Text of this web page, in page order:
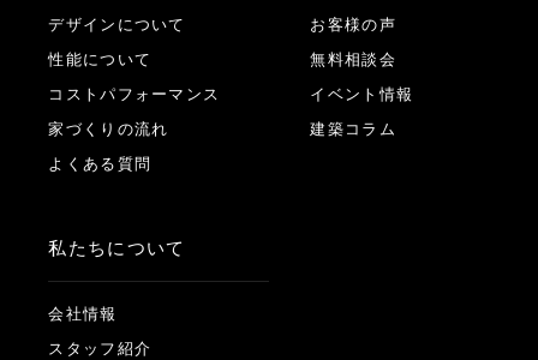
デザインについて
性能について
コストパフォーマンス
家づくりの流れ
よくある質問
お客様の声
無料相談会
イベント情報
建築コラム
私たちについて
会社情報
スタッフ紹介